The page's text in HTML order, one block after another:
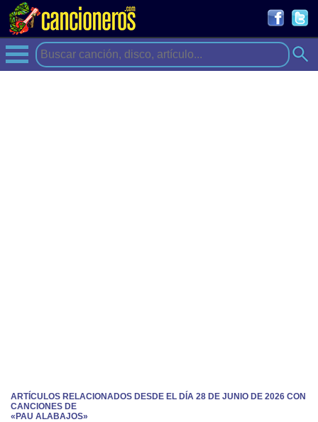
ARTÍCULOS RELACIONADOS DESDE EL DÍA 28 DE JUNIO DE 2026 CON
CANCIONES DE
«PAU ALABAJOS»